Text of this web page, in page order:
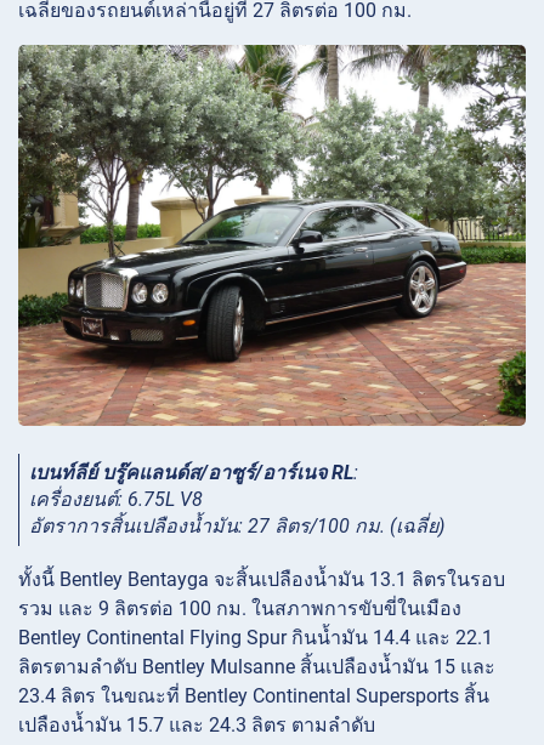
เฉลี่ยของรถยนต์เหล่านี้อยู่ที่ 27 ลิตรต่อ 100 กม.
เบนท์ลีย์ บรู๊คแลนด์ส/อาซูร์/อาร์เนจ RL:
เครื่องยนต์: 6.75L V8
อัตราการสิ้นเปลืองน้ำมัน: 27 ลิตร/100 กม. (เฉลี่ย)
ทั้งนี้ Bentley Bentayga จะสิ้นเปลืองน้ำมัน 13.1 ลิตรในรอบ
รวม และ 9 ลิตรต่อ 100 กม. ในสภาพการขับขี่ในเมือง
Bentley Continental Flying Spur กินน้ำมัน 14.4 และ 22.1
ลิตรตามลำดับ Bentley Mulsanne สิ้นเปลืองน้ำมัน 15 และ
23.4 ลิตร ในขณะที่ Bentley Continental Supersports สิ้น
เปลืองน้ำมัน 15.7 และ 24.3 ลิตร ตามลำดับ